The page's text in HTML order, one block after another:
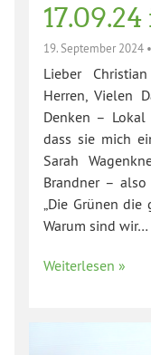
19. September 2024 •
Lieber
Herren, Vielen
Denken –
dass sie mich
Sarah
Brandner –
„Die Grünen die
Warum sind wir…
Weiterlesen »